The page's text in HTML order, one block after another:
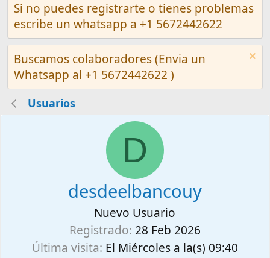
Si no puedes registrarte o tienes problemas
escribe un whatsapp a +1 5672442622
Buscamos colaboradores (Envia un
Whatsapp al +1 5672442622 )
Usuarios
D
desdeelbancouy
Nuevo Usuario
Registrado 28 Feb 2026
Última visita El Miércoles a la(s) 09:40